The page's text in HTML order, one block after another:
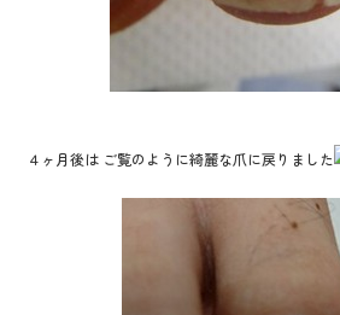
４ヶ月後は ご覧のように綺麗な爪に戻りました